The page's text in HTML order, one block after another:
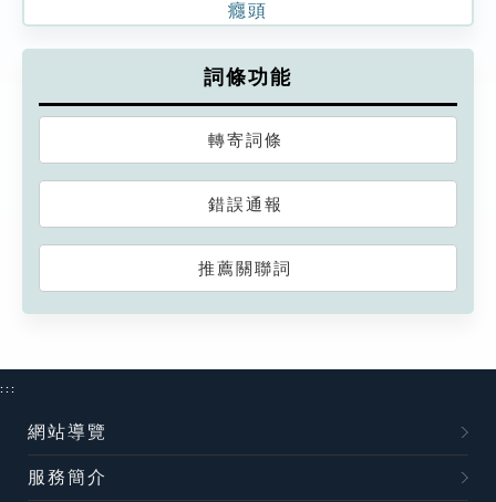
癮頭
詞條功能
轉寄詞條
錯誤通報
推薦關聯詞
:::
網站導覽
服務簡介